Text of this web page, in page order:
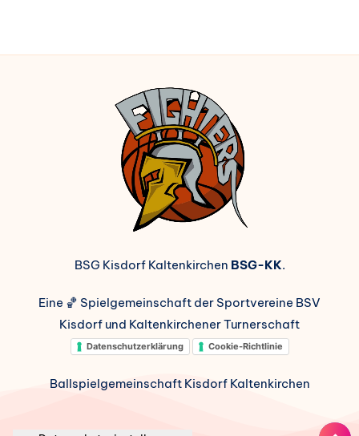
BSG Kisdorf Kaltenkirchen BSG-KK.
Eine 🏀 Spielgemeinschaft der Sportvereine BSV
Kisdorf und Kaltenkirchener Turnerschaft
Datenschutzerklärung Cookie-Richtlinie
Ballspielgemeinschaft Kisdorf Kaltenkirchen